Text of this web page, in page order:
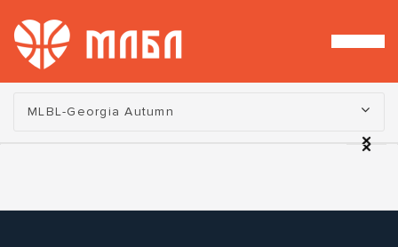
Турнир:
MLBL-Georgia Autumn